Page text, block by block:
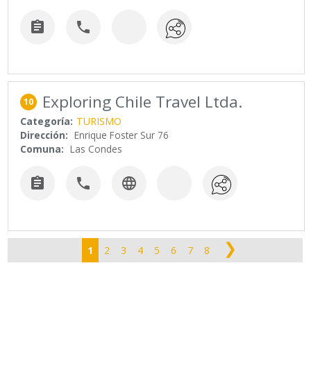
 
10 Exploring Chile Travel Ltda.
Categoría: TURISMO
Dirección: Enrique Foster Sur 76
Comuna: Las Condes
  
1 2 3 4 5 6 7 8 ❯